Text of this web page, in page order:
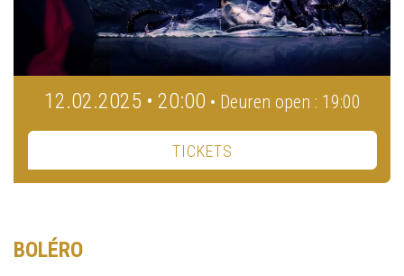
12.02.2025 • 20:00 • Deuren open : 19:00
TICKETS
BOLÉRO